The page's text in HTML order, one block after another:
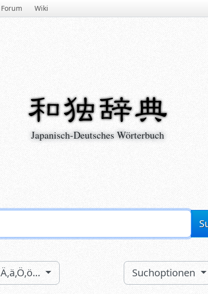
Forum Wiki
Japanisch-Deutsches Wörterbuch
Ä,ä,Ö,ö… Suchoptionen